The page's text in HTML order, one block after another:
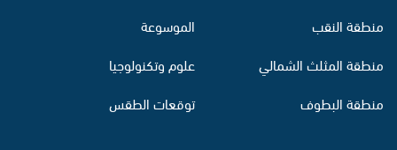
منطقة النقب
منطقة المثلث الشمالي
منطقة البطوف
الموسوعة
علوم وتكنولوجيا
توقعات الطقس